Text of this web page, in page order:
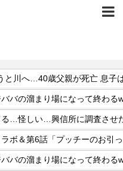
と川へ…40歳父親が死亡 息子
バの溜まり場になって終わる
ボ＆第6話「プッチーのお引
バの溜まり場になって終わる